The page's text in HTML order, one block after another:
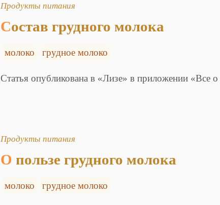
Продукты питания
Состав грудного молока
молоко грудное молоко
Статья опубликована в «Лизе» в приложении «Все
Продукты питания
О пользе грудного молока
молоко грудное молоко